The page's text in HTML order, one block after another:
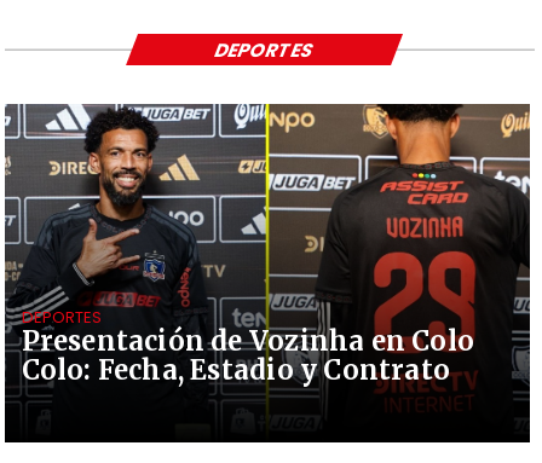
Presentación de Vozinha en Colo
Colo: Fecha, Estadio y Contrato
DEPORTES
DEPORTES